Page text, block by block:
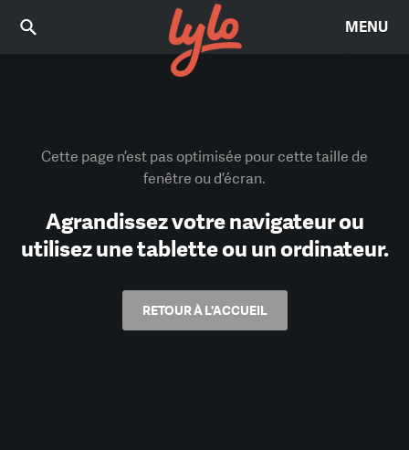
MENU
Cette page n’est pas optimisée pour cette taille de
fenêtre ou d’écran.
Agrandissez votre navigateur ou
utilisez une tablette ou un ordinateur.
RETOUR À L'ACCUEIL